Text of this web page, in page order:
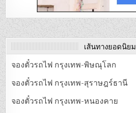
เส้นทางยอดนิยม
จองตั๋วรถไฟ กรุงเทพ-พิษณุโลก
จองตั๋วรถไฟ กรุงเทพ-สุราษฎร์ธานี
จองตั๋วรถไฟ กรุงเทพ-หนองคาย